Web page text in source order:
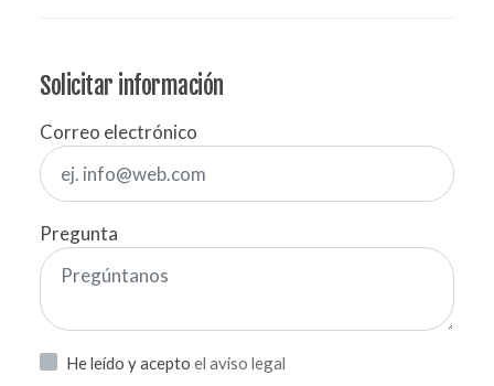
Solicitar información
Correo electrónico
Pregunta
He leído y acepto el aviso legal